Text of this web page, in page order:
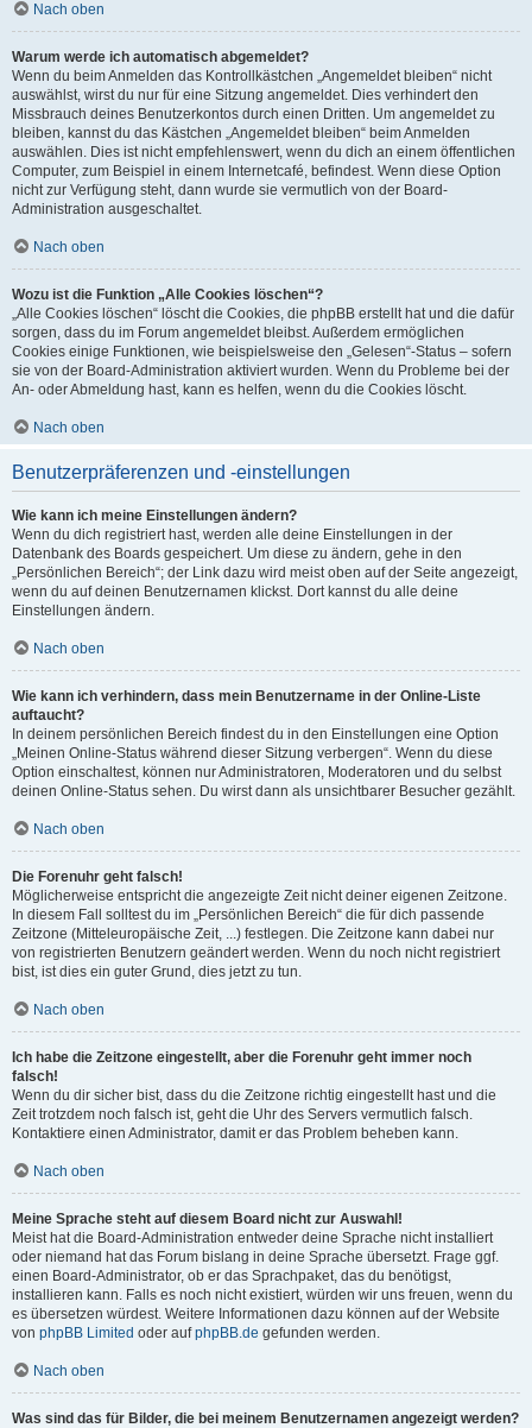
Nach oben
Warum werde ich automatisch abgemeldet?
Wenn du beim Anmelden das Kontrollkästchen „Angemeldet bleiben“ nicht
auswählst, wirst du nur für eine Sitzung angemeldet. Dies verhindert den
Missbrauch deines Benutzerkontos durch einen Dritten. Um angemeldet zu
bleiben, kannst du das Kästchen „Angemeldet bleiben“ beim Anmelden
auswählen. Dies ist nicht empfehlenswert, wenn du dich an einem öffentlichen
Computer, zum Beispiel in einem Internetcafé, befindest. Wenn diese Option
nicht zur Verfügung steht, dann wurde sie vermutlich von der Board-
Administration ausgeschaltet.
Nach oben
Wozu ist die Funktion „Alle Cookies löschen“?
„Alle Cookies löschen“ löscht die Cookies, die phpBB erstellt hat und die dafür
sorgen, dass du im Forum angemeldet bleibst. Außerdem ermöglichen
Cookies einige Funktionen, wie beispielsweise den „Gelesen“-Status – sofern
sie von der Board-Administration aktiviert wurden. Wenn du Probleme bei der
An- oder Abmeldung hast, kann es helfen, wenn du die Cookies löscht.
Nach oben
Benutzerpräferenzen und -einstellungen
Wie kann ich meine Einstellungen ändern?
Wenn du dich registriert hast, werden alle deine Einstellungen in der
Datenbank des Boards gespeichert. Um diese zu ändern, gehe in den
„Persönlichen Bereich“; der Link dazu wird meist oben auf der Seite angezeigt,
wenn du auf deinen Benutzernamen klickst. Dort kannst du alle deine
Einstellungen ändern.
Nach oben
Wie kann ich verhindern, dass mein Benutzername in der Online-Liste
auftaucht?
In deinem persönlichen Bereich findest du in den Einstellungen eine Option
„Meinen Online-Status während dieser Sitzung verbergen“. Wenn du diese
Option einschaltest, können nur Administratoren, Moderatoren und du selbst
deinen Online-Status sehen. Du wirst dann als unsichtbarer Besucher gezählt.
Nach oben
Die Forenuhr geht falsch!
Möglicherweise entspricht die angezeigte Zeit nicht deiner eigenen Zeitzone.
In diesem Fall solltest du im „Persönlichen Bereich“ die für dich passende
Zeitzone (Mitteleuropäische Zeit, ...) festlegen. Die Zeitzone kann dabei nur
von registrierten Benutzern geändert werden. Wenn du noch nicht registriert
bist, ist dies ein guter Grund, dies jetzt zu tun.
Nach oben
Ich habe die Zeitzone eingestellt, aber die Forenuhr geht immer noch
falsch!
Wenn du dir sicher bist, dass du die Zeitzone richtig eingestellt hast und die
Zeit trotzdem noch falsch ist, geht die Uhr des Servers vermutlich falsch.
Kontaktiere einen Administrator, damit er das Problem beheben kann.
Nach oben
Meine Sprache steht auf diesem Board nicht zur Auswahl!
Meist hat die Board-Administration entweder deine Sprache nicht installiert
oder niemand hat das Forum bislang in deine Sprache übersetzt. Frage ggf.
einen Board-Administrator, ob er das Sprachpaket, das du benötigst,
installieren kann. Falls es noch nicht existiert, würden wir uns freuen, wenn du
es übersetzen würdest. Weitere Informationen dazu können auf der Website
von phpBB Limited oder aufphpBB.de gefunden werden.
Nach oben
Was sind das für Bilder, die bei meinem Benutzernamen angezeigt werden?